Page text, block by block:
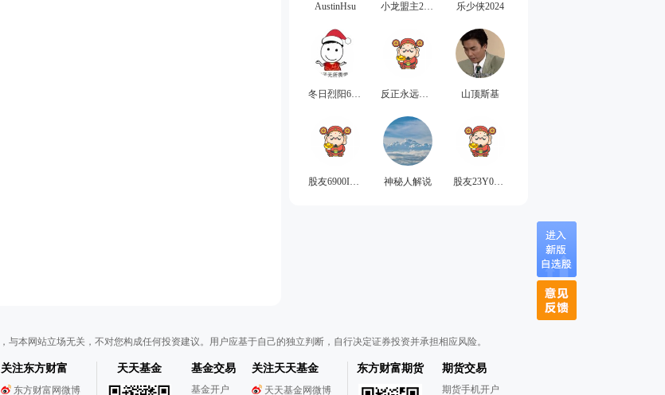
AustinHsu 小龙盟主2026 乐少侠2024
冬日烈阳6706 反正永远不亏 山顶斯基
股友6900I29o31 神秘人解说 股友23Y079a280
与本网站立场无关，不对您构成任何投资建议。用户应基于自己的独立判断，自行决定证券投资并承担相应风险。
关注东方财富
东方财富网微博
天天基金 基金交易
基金开户
关注天天基金
天天基金网微博
东方财富期货 期货交易
期货手机开户